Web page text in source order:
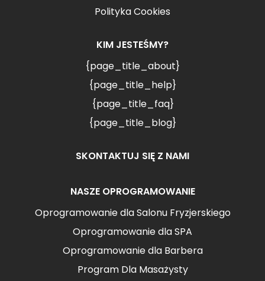
Polityka Cookies
KIM JESTEŚMY?
{page_title_about}
{page_title_help}
{page_title_faq}
{page_title_blog}
SKONTAKTUJ SIĘ Z NAMI
NASZE OPROGRAMOWANIE
Oprogramowanie dla Salonu Fryzjerskiego
Oprogramowanie dla SPA
Oprogramowanie dla Barbera
Program Dla Masażysty